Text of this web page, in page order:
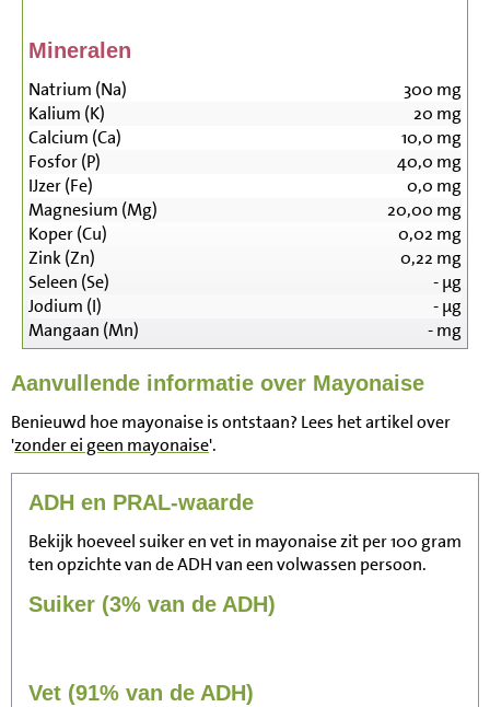
Mineralen
Natrium (Na) 300 mg
Kalium (K)
20 mg
Calcium (Ca)
10,0 mg
Fosfor (P)
40,0 mg
IJzer (Fe)
0,0 mg
Magnesium (Mg)
20,00 mg
Koper (Cu)
0,02 mg
Zink (Zn)
0,22 mg
Seleen (Se)
-µg
Jodium (I)
-µg
Mangaan (Mn)
-mg
Aanvullende informatie over Mayonaise
Benieuwd hoe mayonaise is ontstaan? Lees het artikel over
'zonder ei geen mayonaise'.
ADH en PRAL-waarde
Bekijk hoeveel suiker en vet in mayonaise zit per 100 gram
ten opzichte van de ADH van een volwassen persoon.
Suiker (3% van de ADH)
Vet (91% van de ADH)